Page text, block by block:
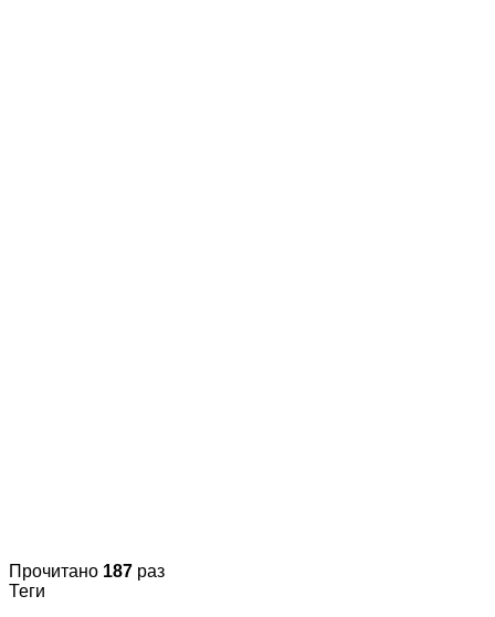
Прочитано 187 раз
Теги